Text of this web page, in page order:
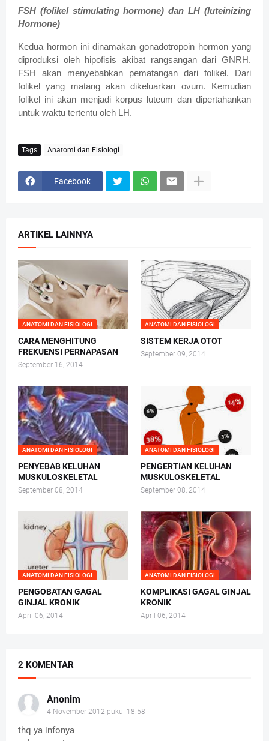
FSH (folikel stimulating hormone) dan LH (luteinizing
Hormone)
Kedua hormon ini dinamakan gonadotropoin hormon yang
diproduksi oleh hipofisis akibat rangsangan dari GNRH.
FSH akan menyebabkan pematangan dari folikel. Dari
folikel yang matang akan dikeluarkan ovum. Kemudian
folikel ini akan menjadi korpus luteum dan dipertahankan
untuk waktu tertentu oleh LH.
Tags Anatomi dan Fisiologi
Facebook
ARTIKEL LAINNYA
ANATOMI DAN FISIOLOGI
CARA MENGHITUNG
FREKUENSI PERNAPASAN
September 16, 2014
ANATOMI DAN FISIOLOGI
SISTEM KERJA OTOT
September 09, 2014
ANATOMI DAN FISIOLOGI
PENYEBAB KELUHAN
MUSKULOSKELETAL
September 08, 2014
ANATOMI DAN FISIOLOGI
PENGERTIAN KELUHAN
MUSKULOSKELETAL
September 08, 2014
ANATOMI DAN FISIOLOGI
PENGOBATAN GAGAL
GINJAL KRONIK
April 06, 2014
ANATOMI DAN FISIOLOGI
KOMPLIKASI GAGAL GINJAL
KRONIK
April 06, 2014
2 KOMENTAR
Anonim
4 November 2012 pukul 18.58
thq ya infonya